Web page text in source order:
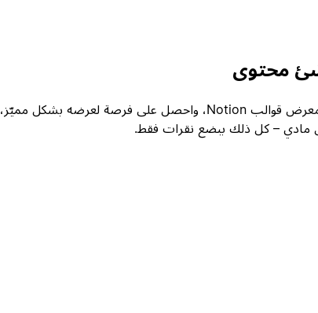
محتوى
أرسل قالبك إلى معرض قوالب Notion، واحصل على فرصة لعرضه بشكل مميّز،
مادي – كل ذلك ببضع نقرات فقط.